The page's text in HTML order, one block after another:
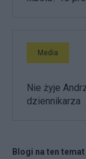
Media
Nie żyje
dziennikarza
Blogi na ten temat